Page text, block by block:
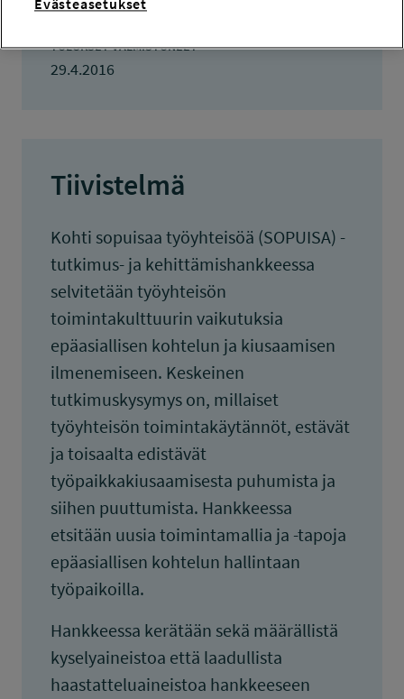
960 euroa
TULOKSET VALMISTUNEET
29.4.2016
Tiivistelmä
Kohti sopuisaa työyhteisöä (SOPUISA) -
tutkimus- ja kehittämishankkeessa
selvitetään työyhteisön
toimintakulttuurin vaikutuksia
epäasiallisen kohtelun ja kiusaamisen
ilmenemiseen. Keskeinen
tutkimuskysymys on, millaiset
työyhteisön toimintakäytännöt, estävät
ja toisaalta edistävät
työpaikkakiusaamisesta puhumista ja
siihen puuttumista. Hankkeessa
etsitään uusia toimintamallia ja -tapoja
epäasiallisen kohtelun hallintaan
työpaikoilla.
Hankkeessa kerätään sekä määrällistä
kyselyaineistoa että laadullista
haastatteluaineistoa hankkeeseen
Evästeasetukset